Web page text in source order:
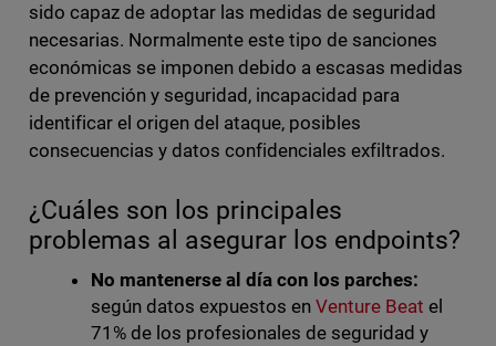
sido capaz de adoptar las medidas de seguridad
necesarias. Normalmente este tipo de sanciones
económicas se imponen debido a escasas medidas
de prevención y seguridad, incapacidad para
identificar el origen del ataque, posibles
consecuencias y datos confidenciales exfiltrados.
¿Cuáles son los principales
problemas al asegurar los endpoints?
No mantenerse al día con los parches:
según datos expuestos en Venture Beat el
71% de los profesionales de seguridad y